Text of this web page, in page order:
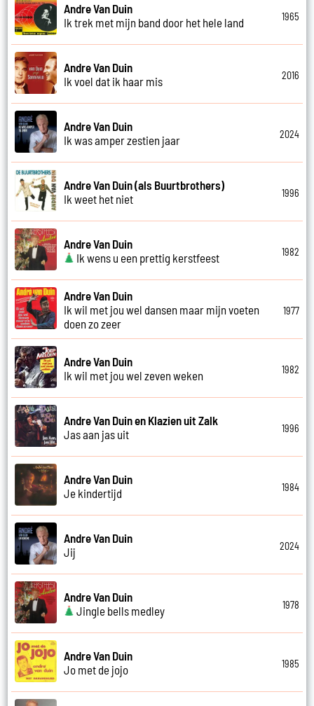
Andre Van Duin
Ik trek met mijn band door het hele land
1965
Andre Van Duin
Ik voel dat ik haar mis
2016
Andre Van Duin
Ik was amper zestien jaar
2024
Andre Van Duin (als Buurtbrothers)
Ik weet het niet
1996
Andre Van Duin
Ik wens u een prettig kerstfeest
1982
Andre Van Duin
Ik wil met jou wel dansen maar mijn voeten
doen zo zeer
1977
Andre Van Duin
Ik wil met jou wel zeven weken
1982
Andre Van Duin en Klazien uit Zalk
Jas aan jas uit
1996
Andre Van Duin
Je kindertijd
1984
Andre Van Duin
Jij
2024
Andre Van Duin
Jingle bells medley
1978
Andre Van Duin
Jo met de jojo
1985